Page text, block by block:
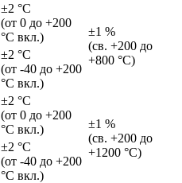
±2 °С
(от 0 до +200
°С вкл.)
±1 %
(св. +200 до
+800 °С)
±2 °С
(от -40 до +200
°С вкл.)
±2 °С
(от 0 до +200
°С вкл.)
±1 %
(св. +200 до
+1200 °С)
±2 °С
(от -40 до +200
°С вкл.)